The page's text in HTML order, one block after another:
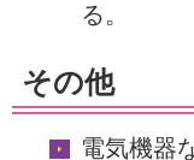
る。
その他
電気機器